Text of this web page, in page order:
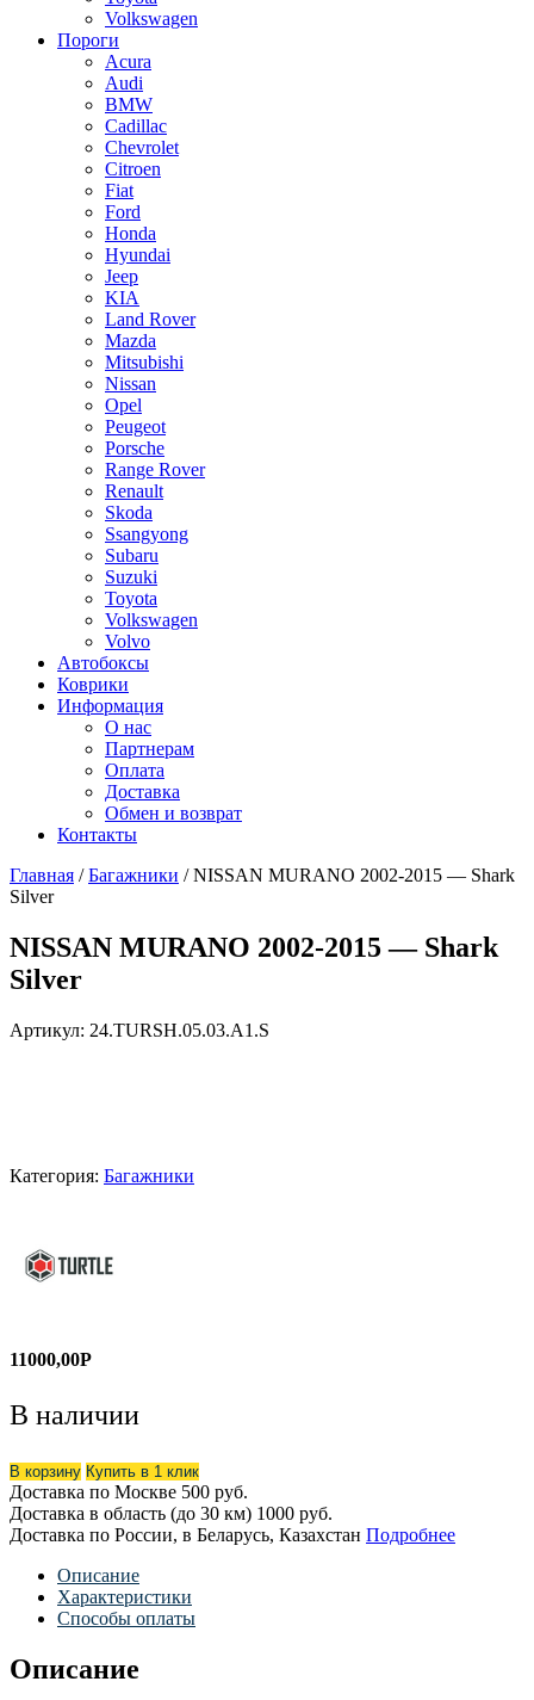
Volkswagen
Пороги
Acura
Audi
BMW
Cadillac
Chevrolet
Citroen
Fiat
Ford
Honda
Hyundai
Jeep
KIA
Land Rover
Mazda
Mitsubishi
Nissan
Opel
Peugeot
Porsche
Range Rover
Renault
Skoda
Ssangyong
Subaru
Suzuki
Toyota
Volkswagen
Volvo
Автобоксы
Коврики
Информация
О нас
Партнерам
Оплата
Доставка
Обмен и возврат
Контакты
Главная /Багажники / NISSAN MURANO 2002-2015 — Shark
Silver
NISSAN MURANO 2002-2015 — Shark
Silver
Артикул: 24.TURSH.05.03.A1.S
Категория: Багажники
11000,00Р
В наличии
В корзину Купить в 1 клик
Доставка по Москве 500 руб.
Доставка в область (до 30 км) 1000 руб.
Доставка по России, в Беларусь, Казахстан Подробнее
Описание
Характеристики
Способы оплаты
Описание